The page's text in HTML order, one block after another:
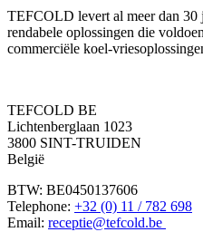
TEFCOLD levert al meer dan 30
rendabele oplossingen die
commerciële koel-
TEFCOLD BE
Lichtenberglaan 1023
3800 SINT-TRUIDEN
België
BTW: BE0450137606
Telephone: +32 (0) 11 / 782 698
Email: receptie@tefcold.be